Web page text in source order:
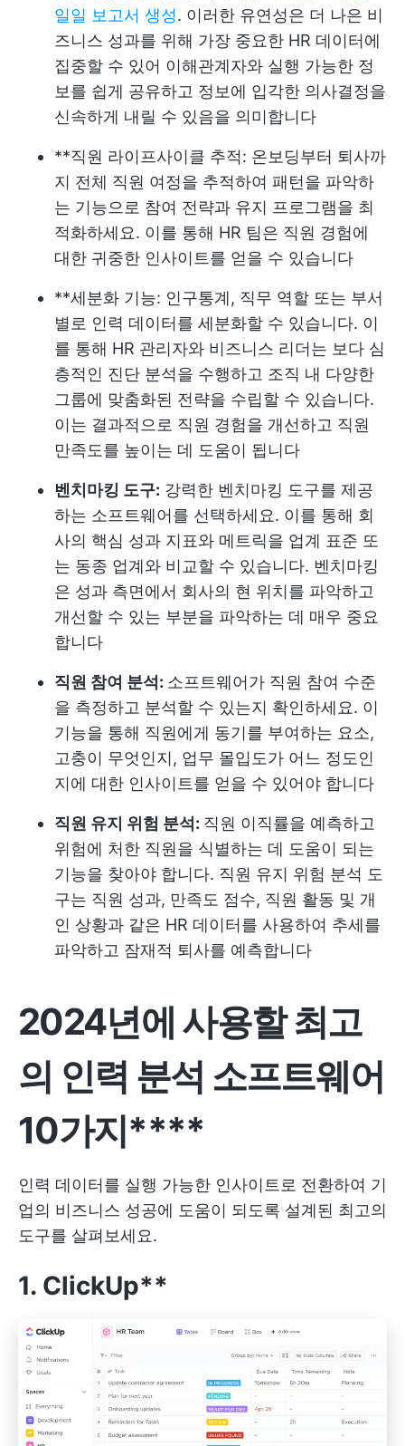
일일 보고서 생성. 이러한 유연성은 더 나은 비
즈니스 성과를 위해 가장 중요한 HR 데이터에
집중할 수 있어 이해관계자와 실행 가능한 정
보를 쉽게 공유하고 정보에 입각한 의사결정을
신속하게 내릴 수 있음을 의미합니다
**직원 라이프사이클 추적: 온보딩부터 퇴사까
지 전체 직원 여정을 추적하여 패턴을 파악하
는 기능으로 참여 전략과 유지 프로그램을 최
적화하세요. 이를 통해 HR 팀은 직원 경험에
대한 귀중한 인사이트를 얻을 수 있습니다
**세분화 기능: 인구통계, 직무 역할 또는 부서
별로 인력 데이터를 세분화할 수 있습니다. 이
를 통해 HR 관리자와 비즈니스 리더는 보다 심
층적인 진단 분석을 수행하고 조직 내 다양한
그룹에 맞춤화된 전략을 수립할 수 있습니다.
이는 결과적으로 직원 경험을 개선하고 직원
만족도를 높이는 데 도움이 됩니다
벤치마킹 도구: 강력한 벤치마킹 도구를 제공
하는 소프트웨어를 선택하세요. 이를 통해 회
사의 핵심 성과 지표와 메트릭을 업계 표준 또
는 동종 업계와 비교할 수 있습니다. 벤치마킹
은 성과 측면에서 회사의 현 위치를 파악하고
개선할 수 있는 부분을 파악하는 데 매우 중요
합니다
직원 참여 분석: 소프트웨어가 직원 참여 수준
을 측정하고 분석할 수 있는지 확인하세요. 이
기능을 통해 직원에게 동기를 부여하는 요소,
고충이 무엇인지, 업무 몰입도가 어느 정도인
지에 대한 인사이트를 얻을 수 있어야 합니다
직원 유지 위험 분석: 직원 이직률을 예측하고
위험에 처한 직원을 식별하는 데 도움이 되는
기능을 찾아야 합니다. 직원 유지 위험 분석 도
구는 직원 성과, 만족도 점수, 직원 활동 및 개
인 상황과 같은 HR 데이터를 사용하여 추세를
파악하고 잠재적 퇴사를 예측합니다
2024년에 사용할 최고
의 인력 분석 소프트웨어
10가지****
인력 데이터를 실행 가능한 인사이트로 전환하여 기
업의 비즈니스 성공에 도움이 되도록 설계된 최고의
도구를 살펴보세요.
1. ClickUp**